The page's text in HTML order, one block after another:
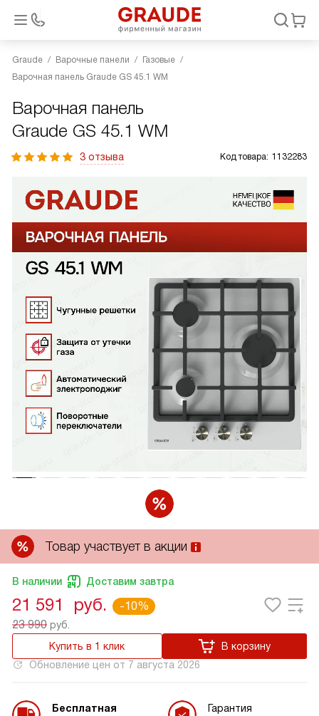
Graude Варочные панели
Газовые
Варочная панель Graude GS 45.1 WM
Варочная панель
Graude GS 45.1 WM
3 отзыва Код товара: 1132283
Товар участвует в акции
В наличии Доставим завтра
21 591 руб.
-10%
23 990 руб.
Купить в 1 клик
В корзину
Обновление цен от 7 августа 2026
Бесплатная
Гарантия